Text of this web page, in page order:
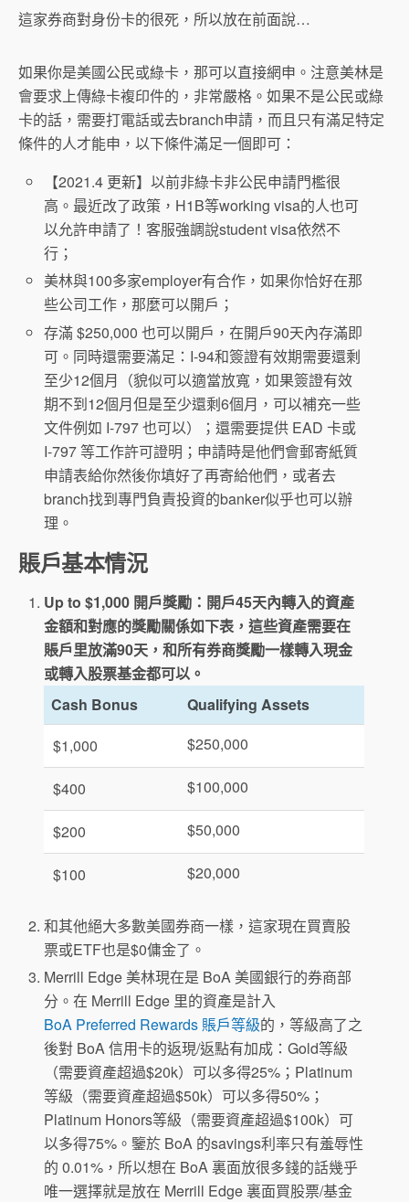
這家券商對身份卡的很死，所以放在前面說…
如果你是美國公民或綠卡，那可以直接網申。注意美林是
會要求上傳綠卡複印件的，非常嚴格。如果不是公民或綠
卡的話，需要打電話或去branch申請，而且只有滿足特定
條件的人才能申，以下條件滿足一個即可：
【2021.4 更新】以前非綠卡非公民申請門檻很
高。最近改了政策，H1B等working visa的人也可
以允許申請了！客服強調說student visa依然不
行；
美林與100多家employer有合作，如果你恰好在那
些公司工作，那麼可以開戶；
存滿 $250,000 也可以開戶，在開戶90天內存滿即
可。同時還需要滿足：I-94和簽證有效期需要還剩
至少12個月（貌似可以適當放寬，如果簽證有效
期不到12個月但是至少還剩6個月，可以補充一些
文件例如 I-797 也可以）；還需要提供 EAD 卡或
I-797 等工作許可證明；申請時是他們會郵寄紙質
申請表給你然後你填好了再寄給他們，或者去
branch找到專門負責投資的banker似乎也可以辦
理。
賬戶基本情況
Up to $1,000 開戶獎勵：開戶45天內轉入的資產
金額和對應的獎勵關係如下表，這些資產需要在
賬戶里放滿90天，和所有券商獎勵一樣轉入現金
或轉入股票基金都可以。
Cash Bonus
Qualifying Assets
$1,000
$250,000
$400 $100,000
$200 $50,000
$100 $20,000
和其他絕大多數美國券商一樣，這家現在買賣股
票或ETF也是$0傭金了。
Merrill Edge 美林現在是 BoA 美國銀行的券商部
分。在 Merrill Edge 里的資產是計入
BoA Preferred Rewards 賬戶等級的，等級高了之
後對 BoA 信用卡的返現/返點有加成：Gold等級
（需要資產超過$20k）可以多得25%；Platinum
等級（需要資產超過$50k）可以多得50%；
Platinum Honors等級（需要資產超過$100k）可
以多得75%。鑒於 BoA 的savings利率只有羞辱性
的 0.01%，所以想在 BoA 裏面放很多錢的話幾乎
唯一選擇就是放在 Merrill Edge 裏面買股票/基金